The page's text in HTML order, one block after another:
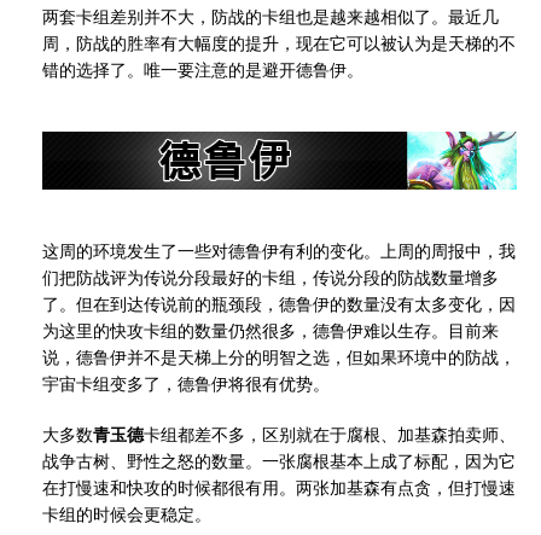
两套卡组差别并不大，防战的卡组也是越来越相似了。最近几
周，防战的胜率有大幅度的提升，现在它可以被认为是天梯的不
错的选择了。唯一要注意的是避开德鲁伊。
这周的环境发生了一些对德鲁伊有利的变化。上周的周报中，我
们把防战评为传说分段最好的卡组，传说分段的防战数量增多
了。但在到达传说前的瓶颈段，德鲁伊的数量没有太多变化，因
为这里的快攻卡组的数量仍然很多，德鲁伊难以生存。目前来
说，德鲁伊并不是天梯上分的明智之选，但如果环境中的防战，
宇宙卡组变多了，德鲁伊将很有优势。
大多数青玉德卡组都差不多，区别就在于腐根、加基森拍卖师、
战争古树、野性之怒的数量。一张腐根基本上成了标配，因为它
在打慢速和快攻的时候都很有用。两张加基森有点贪，但打慢速
卡组的时候会更稳定。